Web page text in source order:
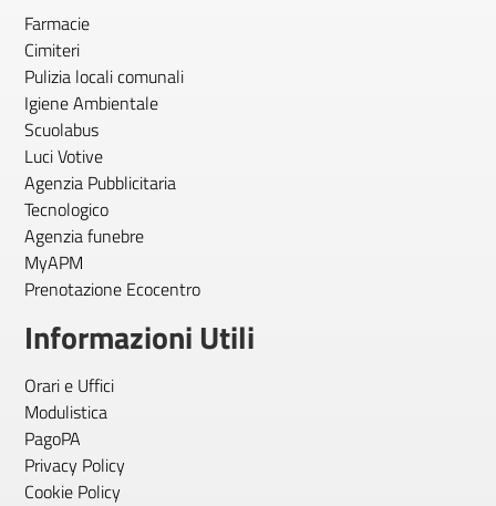
Farmacie
Cimiteri
Pulizia locali comunali
Igiene Ambientale
Scuolabus
Luci Votive
Agenzia Pubblicitaria
Tecnologico
Agenzia funebre
MyAPM
Prenotazione Ecocentro
Informazioni Utili
Orari e Uffici
Modulistica
PagoPA
Privacy Policy
Cookie Policy